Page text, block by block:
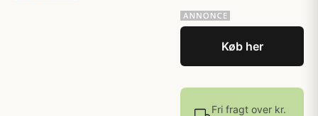
Køb her
Fri fragt over kr.